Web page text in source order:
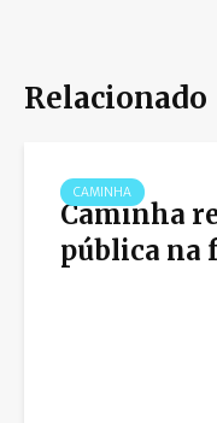
Relacionado
CAMINHA
Caminha
pública na